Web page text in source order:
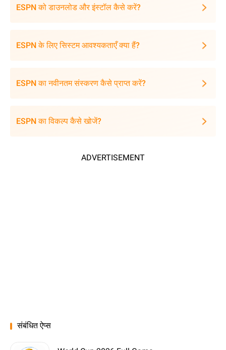
ESPN को डाउनलोड और इंस्टॉल कैसे करें?
ESPN के लिए सिस्टम आवश्यकताएँ क्या हैं?
ESPN का नवीनतम संस्करण कैसे प्राप्त करें?
ESPN का विकल्प कैसे खोजें?
ADVERTISEMENT
संबंधित ऐप्स